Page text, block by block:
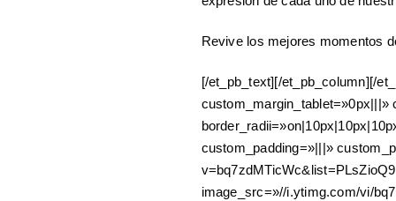
Revive los mejores momentos
[/et_pb_text][/et_pb_column][/
custom_margin_tablet=»0px|||»
custom_padding=»|||»
image_src=»//i.ytimg.com/vi/